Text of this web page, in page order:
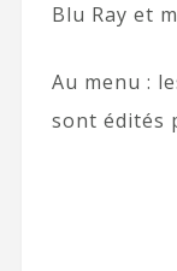
Blu Ray et
Au menu :
sont édités